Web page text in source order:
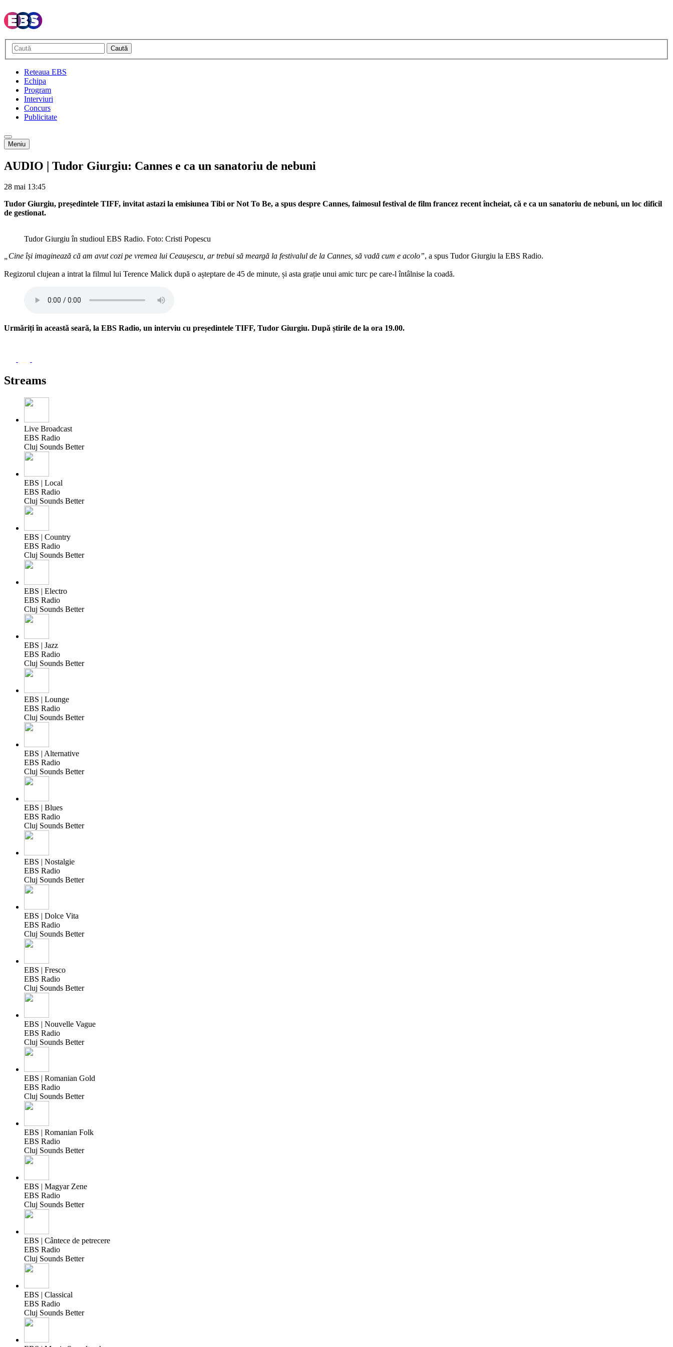
Caută
Reteaua EBS
Echipa
Program
Interviuri
Concurs
Publicitate
Meniu
AUDIO | Tudor Giurgiu: Cannes e ca un sanatoriu de nebuni
28 mai 13:45
Tudor Giurgiu, președintele TIFF, invitat astazi la emisiunea Tibi or Not To Be, a spus despre Cannes, faimosul festival de film francez recent încheiat, că e ca un sanatoriu de nebuni, un loc dificil
de gestionat.
Tudor Giurgiu în studioul EBS Radio. Foto: Cristi Popescu
„Cine își imaginează că am avut cozi pe vremea lui Ceaușescu, ar trebui să meargă la festivalul de la Cannes, să vadă cum e acolo”, a spus Tudor Giurgiu la EBS Radio.
Regizorul clujean a intrat la filmul lui Terence Malick după o așteptare de 45 de minute, și asta grație unui amic turc pe care-l întâlnise la coadă.
Urmăriți în această seară, la EBS Radio, un interviu cu președintele TIFF, Tudor Giurgiu. După știrile de la ora 19.00.
Streams
Live Broadcast
EBS Radio
Cluj Sounds Better
EBS | Local
EBS Radio
Cluj Sounds Better
EBS | Country
EBS Radio
Cluj Sounds Better
EBS | Electro
EBS Radio
Cluj Sounds Better
EBS | Jazz
EBS Radio
Cluj Sounds Better
EBS | Lounge
EBS Radio
Cluj Sounds Better
EBS | Alternative
EBS Radio
Cluj Sounds Better
EBS | Blues
EBS Radio
Cluj Sounds Better
EBS | Nostalgie
EBS Radio
Cluj Sounds Better
EBS | Dolce Vita
EBS Radio
Cluj Sounds Better
EBS | Fresco
EBS Radio
Cluj Sounds Better
EBS | Nouvelle Vague
EBS Radio
Cluj Sounds Better
EBS | Romanian Gold
EBS Radio
Cluj Sounds Better
EBS | Romanian Folk
EBS Radio
Cluj Sounds Better
EBS | Magyar Zene
EBS Radio
Cluj Sounds Better
EBS | Cântece de petrecere
EBS Radio
Cluj Sounds Better
EBS | Classical
EBS Radio
Cluj Sounds Better